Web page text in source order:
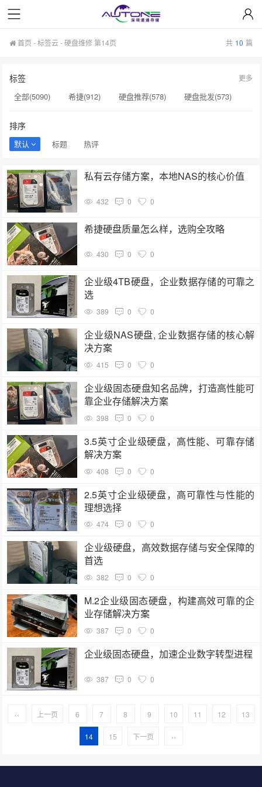
首页 -标签云- 硬盘维修 第14页 共 10 篇
标签
全部(5090) 希捷(912) 硬盘推荐(578)
硬盘批发(573)
硬盘采购(474)
希捷硬盘(471)
sas硬盘(143)
小容量存储(142)
监控级硬盘(142)
西部数据(142)
硬盘制造(141)
英伟达(141)
希捷总代理(141)
希捷序列号(140)
更多
排序
默认 标题 热评
私有云存储方案，本地NAS的核心价值
432 0 0
希捷硬盘质量怎么样，选购全攻略
430 0 0
企业级4TB硬盘，企业数据存储的可靠之
选
389 0 0
企业级NAS硬盘, 企业数据存储的核心解
决方案
415 0 0
企业级固态硬盘知名品牌，打造高性能可
靠企业存储解决方案
398 0 0
3.5英寸企业级硬盘，高性能、可靠存储
解决方案
408 0 0
2.5英寸企业级硬盘，高可靠性与性能的
理想选择
474 0 0
企业级硬盘，高效数据存储与安全保障的
首选
382 0 0
M.2企业级固态硬盘，构建高效可靠的企
业存储解决方案
387 0 0
企业级固态硬盘，加速企业数字转型进程
387 0 0
‹‹ 上一页 6 7 8 9 10 11 12 13
14 15 下一页 ››